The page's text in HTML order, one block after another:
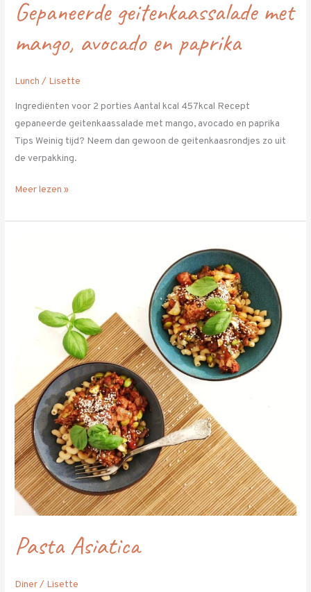
Gepaneerde geitenkaassalade met
mango, avocado en paprika
Lunch / Lisette
Ingrediënten voor 2 porties Aantal kcal 457kcal Recept
gepaneerde geitenkaassalade met mango, avocado en paprika
Tips Weinig tijd? Neem dan gewoon de geitenkaasrondjes zo uit
de verpakking.
Meer lezen »
Pasta Asiatica
Diner/ Lisette